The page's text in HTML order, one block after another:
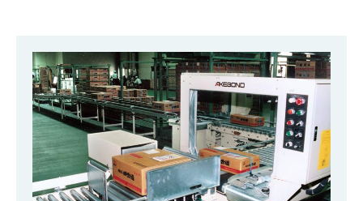
パレタイズ・デパレタイズシステム
バンニング・デバンニングシステム
バーチカル装置（垂直搬送機）
周辺機器
事業紹介
沿革
オークラの取組み
物流用語集
オークラ育英財団
プライバシーポリシー
サイトポリシー